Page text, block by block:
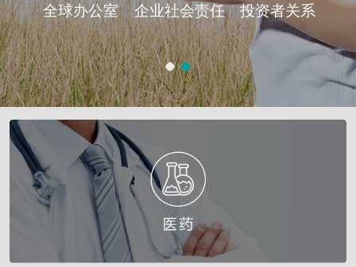
全球办公室 企业社会责任 投资者关系